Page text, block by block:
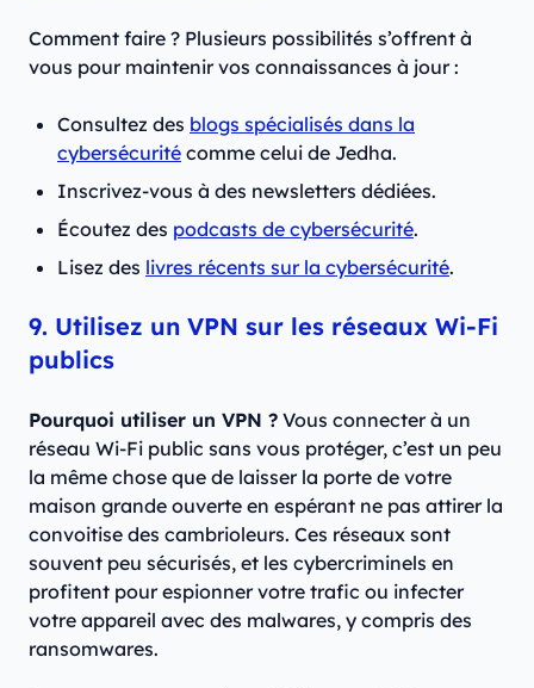
Comment faire ? Plusieurs possibilités s’offrent à
vous pour maintenir vos connaissances à jour :
Consultez des blogs spécialisés dans la
cybersécurité comme celui de Jedha.
Inscrivez-vous à des newsletters dédiées.
Écoutez des podcasts de cybersécurité.
Lisez des livres récents sur la cybersécurité.
9. Utilisez un VPN sur les réseaux Wi-Fi
publics
Pourquoi utiliser un VPN ? Vous connecter à un
réseau Wi-Fi public sans vous protéger, c’est un peu
la même chose que de laisser la porte de votre
maison grande ouverte en espérant ne pas attirer la
convoitise des cambrioleurs. Ces réseaux sont
souvent peu sécurisés, et les cybercriminels en
profitent pour espionner votre trafic ou infecter
votre appareil avec des malwares, y compris des
ransomwares.